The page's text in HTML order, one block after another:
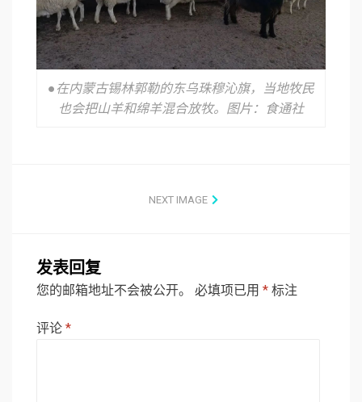
●在内蒙古锡林郭勒的东乌珠穆沁旗，当地牧民
也会把山羊和绵羊混合放牧。图片：食通社
NEXT IMAGE
发表回复
您的邮箱地址不会被公开。 必填项已用 * 标注
评论 *